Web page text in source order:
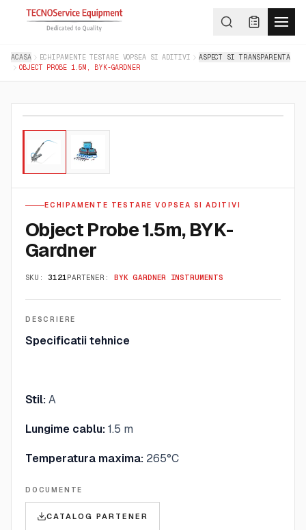
ACASA ECHIPAMENTE TESTARE VOPSEA SI ADITIVI
ASPECT SI TRANSPARENTA
OBJECT PROBE 1.5M, BYK-GARDNER
ECHIPAMENTE TESTARE VOPSEA SI ADITIVI
Object Probe 1.5m, BYK-
Gardner
SKU: 3121 PARTENER: BYK GARDNER INSTRUMENTS
DESCRIERE
Specificatii tehnice
Stil: A
Lungime cablu: 1.5 m
Temperatura maxima: 265°C
DOCUMENTE
CATALOG PARTENER